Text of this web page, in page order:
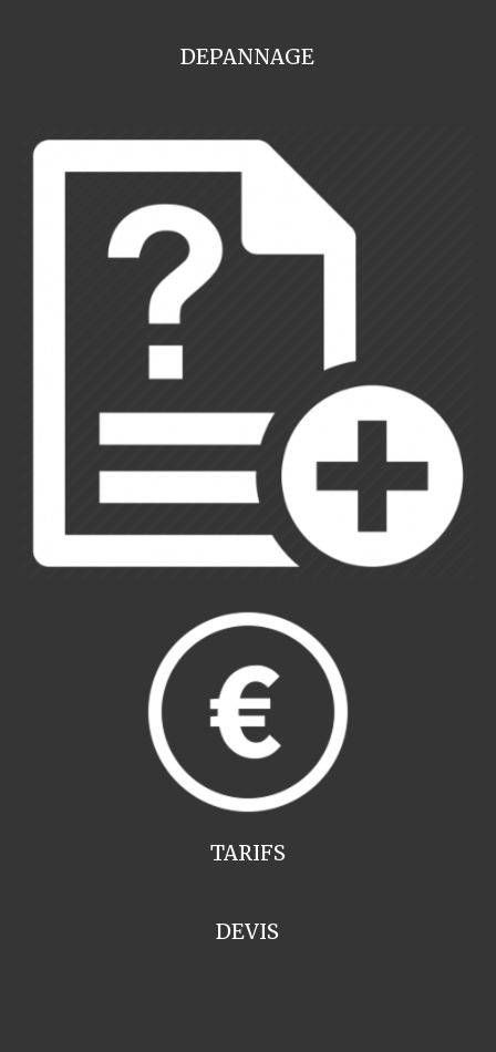
DEPANNAGE
TARIFS
DEVIS